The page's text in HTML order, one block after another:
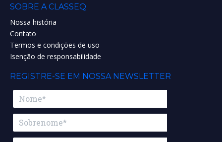
SOBRE A CLASSEQ
Nossa história
Contato
Termos e condições de uso
Isenção de responsabilidade
REGISTRE-SE EM NOSSA NEWSLETTER